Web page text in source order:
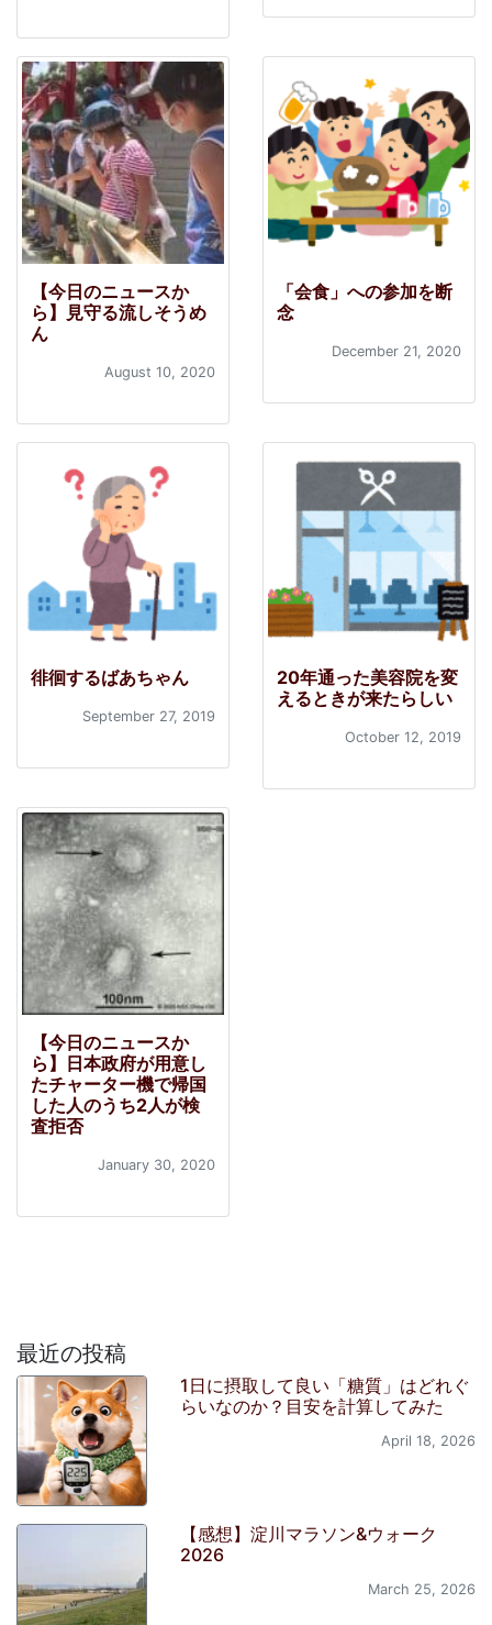
【今日のニュースか
ら】見守る流しそうめ
ん
August 10, 2020
「会食」への参加を断
念
December 21, 2020
徘徊するばあちゃん
September 27, 2019
20年通った美容院を変
えるときが来たらしい
October 12, 2019
【今日のニュースか
ら】日本政府が用意し
たチャーター機で帰国
した人のうち2人が検
査拒否
January 30, 2020
最近の投稿
1日に摂取して良い「糖質」はどれぐ
らいなのか？目安を計算してみた
April 18, 2026
【感想】淀川マラソン&ウォーク
2026
March 25, 2026